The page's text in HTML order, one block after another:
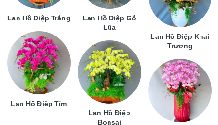
Lan Hồ Điệp Trắng
Lan Hồ Điệp Tím
Lan Hồ Điệp Gỗ
Lũa
Lan Hồ Điệp
Bonsai
Lan Hồ Điệp Khai
Trương